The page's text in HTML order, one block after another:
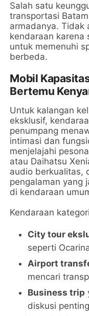
Salah satu
transportasi
armadanya. Tidak
kendaraan karena
untuk memenuhi
berbeda.
Mobil
Bertemu
Untuk kalangan
eksklusif,
penumpang
intimasi dan
menjelajahi
atau Daihatsu
audio berkualitas,
pengalaman yang
di kendaraan
Kendaraan
City tour
seperti
Airport
mencari
Business trip
diskusi